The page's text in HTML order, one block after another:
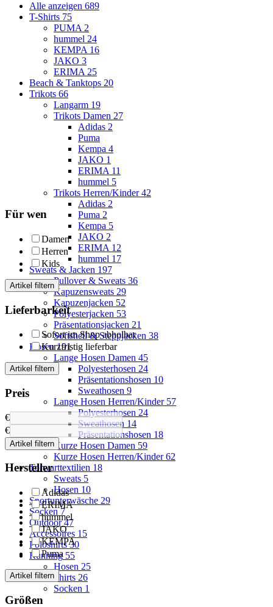
Alle anzeigen 689
T-Shirts 75
PUMA 2
hummel 24
KEMPA 16
JAKO 3
ERIMA 25
Beach & Tanktops 20
Trikots 66
Langarm 19
Trikots Damen 27
Adidas 2
Puma
Kempa 4
JAKO 1
ERIMA 11
hummel 5
Trikots Herren/Kinder 42
Adidas 2
Puma 2
Kempa 5
JAKO 2
ERIMA 12
hummel 17
Sweats & Jacken 197
Pullover & Sweats 36
Kapuzensweats 29
Kapuzenjacken 52
Polyesterjacken 53
Präsentationsjacken 21
Softshell & Steppjacken 38
Hosen 191
Lange Hosen Damen 45
Polyesterhosen 24
Präsentationshosen 10
Sweathosen 9
Lange Hosen Herren/Kinder 57
Polyesterhosen 24
Sweathosen 14
Präsentationshosen 18
Kurze Hosen Damen 59
Kurze Hosen Herren/Kinder 62
Torwarttextilien 18
Sweats 5
Hosen 10
Sportunterwäsche 29
Socken 7
Outdoor 47
Accessoires 15
Poloshirts 30
Running 55
Hosen 25
Shirts 26
Socken 1
Für wen
Damen
Herren
Kids
Artikel filtern
Lieferbarkeit
Sofort im Shop abholbar
Kurzfristig lieferbar
Artikel filtern
Preis
€
€
Artikel filtern
Hersteller
Adidas
ERIMA
hummel
JAKO
KEMPA
Puma
Artikel filtern
Größen